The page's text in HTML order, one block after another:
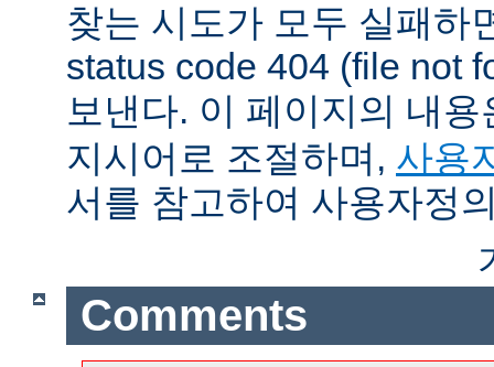
찾는 시도가 모두 실패하
status code 404 (file not
보낸다. 이 페이지의 내
지시어로 조절하며, 사용
서를 참고하여 사용자정
Comments